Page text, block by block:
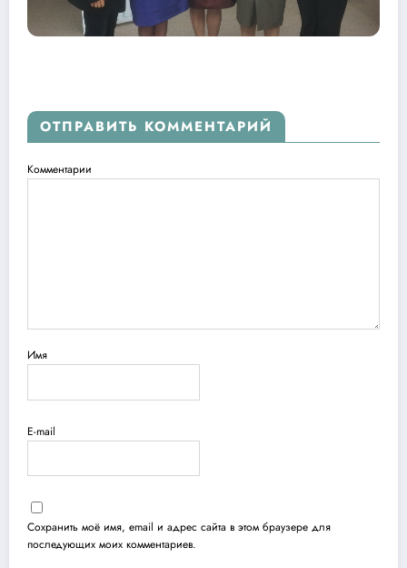
ОТПРАВИТЬ КОММЕНТАРИЙ
Комментарии
Имя
E-mail
Сохранить моё имя, email и адрес сайта в этом браузере для
последующих моих комментариев.